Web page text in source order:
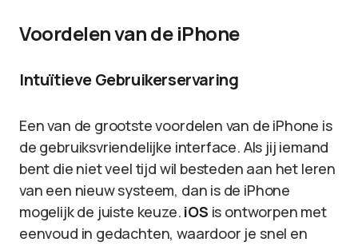
Voordelen van de iPhone
Intuïtieve Gebruikerservaring
Een van de grootste voordelen van de iPhone is
de gebruiksvriendelijke interface. Als jij iemand
bent die niet veel tijd wil besteden aan het leren
van een nieuw systeem, dan is de iPhone
mogelijk de juiste keuze. iOS is ontworpen met
eenvoud in gedachten, waardoor je snel en